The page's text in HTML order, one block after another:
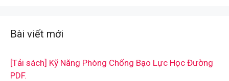
Bài viết mới
[Tải sách] Kỹ Năng Phòng Chống Bạo Lực Học Đường
PDF.